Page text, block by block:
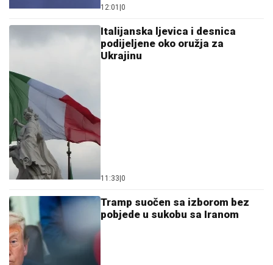
12:01 0
Italijanska ljevica i desnica
podijeljene oko oružja za
Ukrajinu
11:33 0
Tramp suočen sa izborom bez
pobjede u sukobu sa Iranom